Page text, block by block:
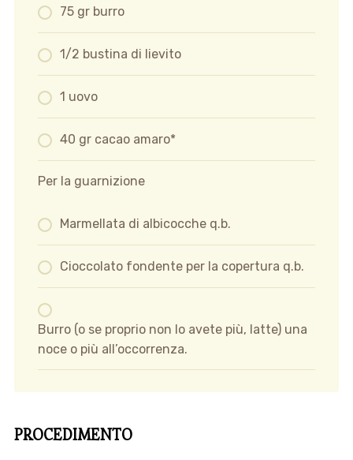
75 gr burro
1/2 bustina di lievito
1 uovo
40 gr cacao amaro*
Per la guarnizione
Marmellata di albicocche q.b.
Cioccolato fondente per la copertura q.b.
Burro (o se proprio non lo avete più, latte) una
noce o più all’occorrenza.
PROCEDIMENTO